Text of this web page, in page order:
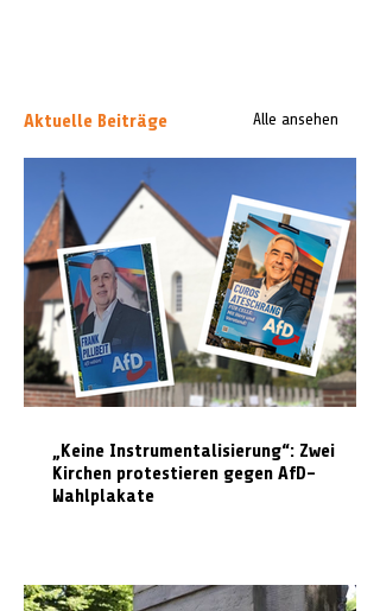
Aktuelle Beiträge Alle ansehen
„Keine Instrumentalisierung“: Zwei
Kirchen protestieren gegen AfD-
Wahlplakate